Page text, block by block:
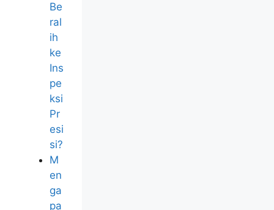
Be
ral
ih
ke
Ins
pe
ksi
Pr
esi
si?
M
en
ga
pa